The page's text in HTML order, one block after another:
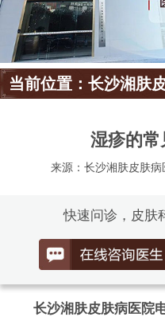
当前位置：长沙湘肤
湿疹的
来源：长沙湘肤皮肤病
快速问诊，皮肤
长沙湘肤皮肤病医院